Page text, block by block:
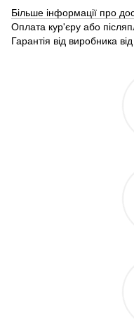
Більше інформації про
Оплата кур'єру або
Гарантія від виробника